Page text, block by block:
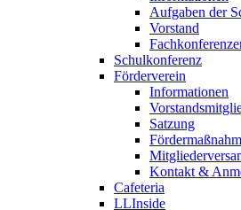
Aufgaben der
Vorstand
Schulkonferenz
Förderverein
Informationen
Satzung
Kontakt &
Cafeteria
LLInside